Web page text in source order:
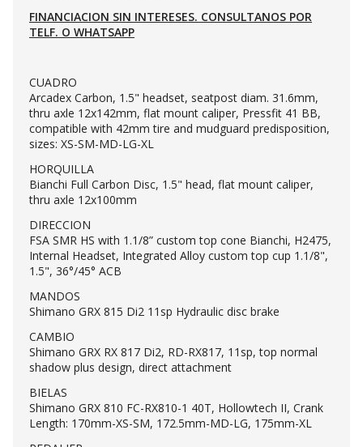
FINANCIACION SIN INTERESES. CONSULTANOS POR
TELF. O WHATSAPP
CUADRO
Arcadex Carbon, 1.5" headset, seatpost diam. 31.6mm,
thru axle 12x142mm, flat mount caliper, Pressfit 41 BB,
compatible with 42mm tire and mudguard predisposition,
sizes: XS-SM-MD-LG-XL
HORQUILLA
Bianchi Full Carbon Disc, 1.5" head, flat mount caliper,
thru axle 12x100mm
DIRECCION
FSA SMR HS with 1.1/8” custom top cone Bianchi, H2475,
Internal Headset, Integrated Alloy custom top cup 1.1/8",
1.5", 36°/45° ACB
MANDOS
Shimano GRX 815 Di2 11sp Hydraulic disc brake
CAMBIO
Shimano GRX RX 817 Di2, RD-RX817, 11sp, top normal
shadow plus design, direct attachment
BIELAS
Shimano GRX 810 FC-RX810-1 40T, Hollowtech II, Crank
Length: 170mm-XS-SM, 172.5mm-MD-LG, 175mm-XL